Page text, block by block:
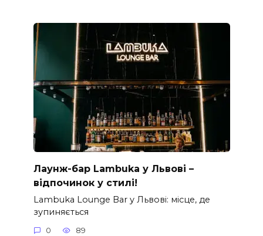
Лаунж-бар Lambuka у Львові –
відпочинок у стилі!
Lambuka Lounge Bar у Львові: місце, де
зупиняється
0 89